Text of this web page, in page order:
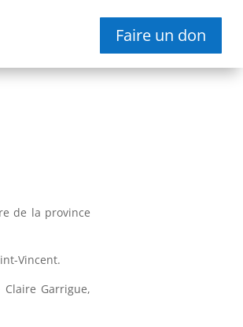
Faire un don
de la province
Vincent.
Garrigue,